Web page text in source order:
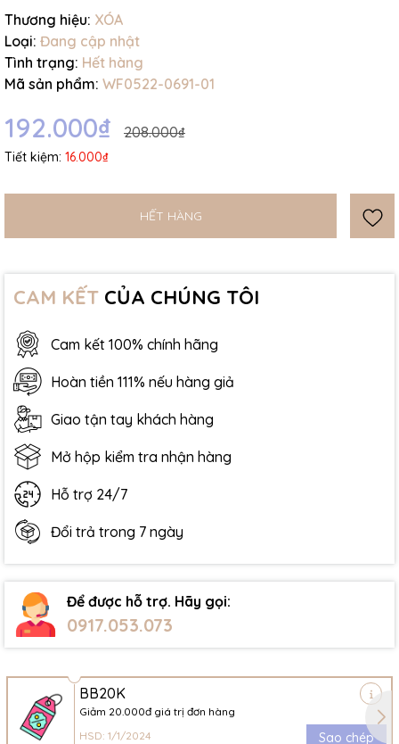
Thương hiệu: XÓA
Loại: Đang cập nhật
Tình trạng: Hết hàng
Mã sản phẩm: WF0522-0691-01
192.000₫ 208.000₫
Tiết kiệm: 16.000₫
HẾT HÀNG
CAM KẾT CỦA CHÚNG TÔI
Cam kết 100% chính hãng
Hoàn tiền 111% nếu hàng giả
Giao tận tay khách hàng
Mở hộp kiểm tra nhận hàng
Hỗ trợ 24/7
Đổi trả trong 7 ngày
Để được hỗ trợ. Hãy gọi:
0917.053.073
BB20K
Giảm 20.000đ giá trị đơn hàng
HSD: 1/1/2024
Sao chép